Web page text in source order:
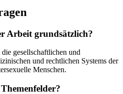
Arbeit grundsätzlich?
gesellschaftlichen und
und rechtlichen Systems der
Menschen.